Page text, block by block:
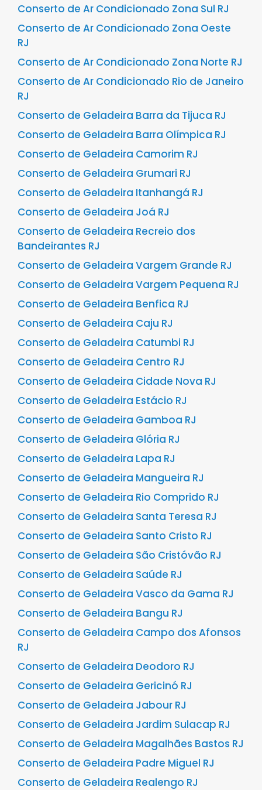
Conserto de Ar Condicionado Zona Sul RJ
Conserto de Ar Condicionado Zona Oeste
RJ
Conserto de Ar Condicionado Zona Norte RJ
Conserto de Ar Condicionado Rio de Janeiro
RJ
Conserto de Geladeira Barra da Tijuca RJ
Conserto de Geladeira Barra Olímpica RJ
Conserto de Geladeira Camorim RJ
Conserto de Geladeira Grumari RJ
Conserto de Geladeira Itanhangá RJ
Conserto de Geladeira Joá RJ
Conserto de Geladeira Recreio dos
Bandeirantes RJ
Conserto de Geladeira Vargem Grande RJ
Conserto de Geladeira Vargem Pequena RJ
Conserto de Geladeira Benfica RJ
Conserto de Geladeira Caju RJ
Conserto de Geladeira Catumbi RJ
Conserto de Geladeira Centro RJ
Conserto de Geladeira Cidade Nova RJ
Conserto de Geladeira Estácio RJ
Conserto de Geladeira Gamboa RJ
Conserto de Geladeira Glória RJ
Conserto de Geladeira Lapa RJ
Conserto de Geladeira Mangueira RJ
Conserto de Geladeira Rio Comprido RJ
Conserto de Geladeira Santa Teresa RJ
Conserto de Geladeira Santo Cristo RJ
Conserto de Geladeira São Cristóvão RJ
Conserto de Geladeira Saúde RJ
Conserto de Geladeira Vasco da Gama RJ
Conserto de Geladeira Bangu RJ
Conserto de Geladeira Campo dos Afonsos
RJ
Conserto de Geladeira Deodoro RJ
Conserto de Geladeira Gericinó RJ
Conserto de Geladeira Jabour RJ
Conserto de Geladeira Jardim Sulacap RJ
Conserto de Geladeira Magalhães Bastos RJ
Conserto de Geladeira Padre Miguel RJ
Conserto de Geladeira Realengo RJ